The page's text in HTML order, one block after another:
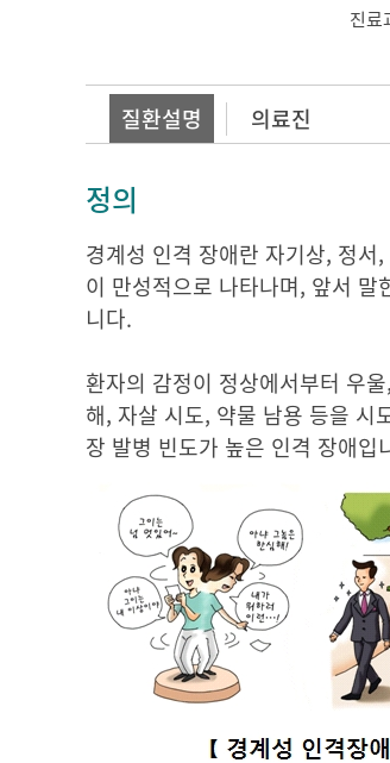
진료
질환설명 의료진
정의
경계성 인격 장애란 자기상, 정
이 만성적으로 나타나며, 앞서
니다.
환자의 감정이 정상에서부터 우
해, 자살 시도, 약물 남용 등을 시
장 발병 빈도가 높은 인격 장애입